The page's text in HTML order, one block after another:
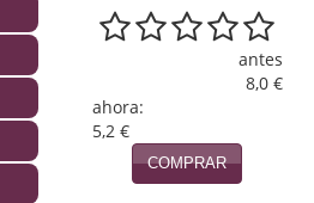
antes
8,0 €
ahora:
5,2 €
COMPRAR